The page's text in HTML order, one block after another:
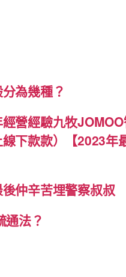
為幾種？
營經驗九牧
下款款）【2023年
仲辛苦埋警察叔叔
通法？